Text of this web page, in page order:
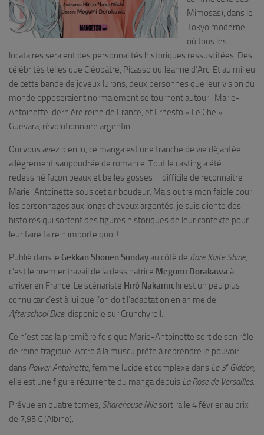
Mimosas), dans le
Tokyo moderne,
où tous les
locataires seraient des personnalités historiques ressuscitées. Des
célébrités telles que Cléopâtre, Picasso ou Jeanne d’Arc. Et au milieu
de cette bande de joyeux lurons, deux personnes que leur vision du
monde opposeraient normalement se tournent autour : Marie-
Antoinette, dernière reine de France, et Ernesto « Le Che »
Guevara, révolutionnaire argentin.
Oui vous avez bien lu, ce manga est une tranche de vie déjantée
allègrement saupoudrée de romance. Tout le casting a été
redessiné façon beaux et belles gosses – difficile de reconnaitre
Marie-Antoinette sous cet air boudeur. Mais outre mon faible pour
les personnages aux longs cheveux argentés, je suis cliente des
histoires qui sortent des figures historiques de leur contexte pour
leur faire faire n’importe quoi !
Publié dans le Gekkan Shonen Sundayau côté de Kore Kaite Shine,
c’est le premier travail de la dessinatrice Megumi Dorakawa à
arriver en France. Le scénariste Hirô Nakamichi est un peu plus
connu car c’est à lui que l’on doit l’adaptation en anime de
Afterschool Dice, disponible sur Crunchyroll.
Ce n’est pas la première fois que Marie-Antoinette sort de son rôle
de reine tragique. Accro à la muscu prête à reprendre le pouvoir
dans Power Antoinette, femme lucide et complexe dans Le 3eGidéon,
elle est une figure récurrente du manga depuis La Rose de Versailles.
Prévue en quatre tomes, Sharehouse Nilesortira le 4 février au prix
de 7,95 € (Albine).